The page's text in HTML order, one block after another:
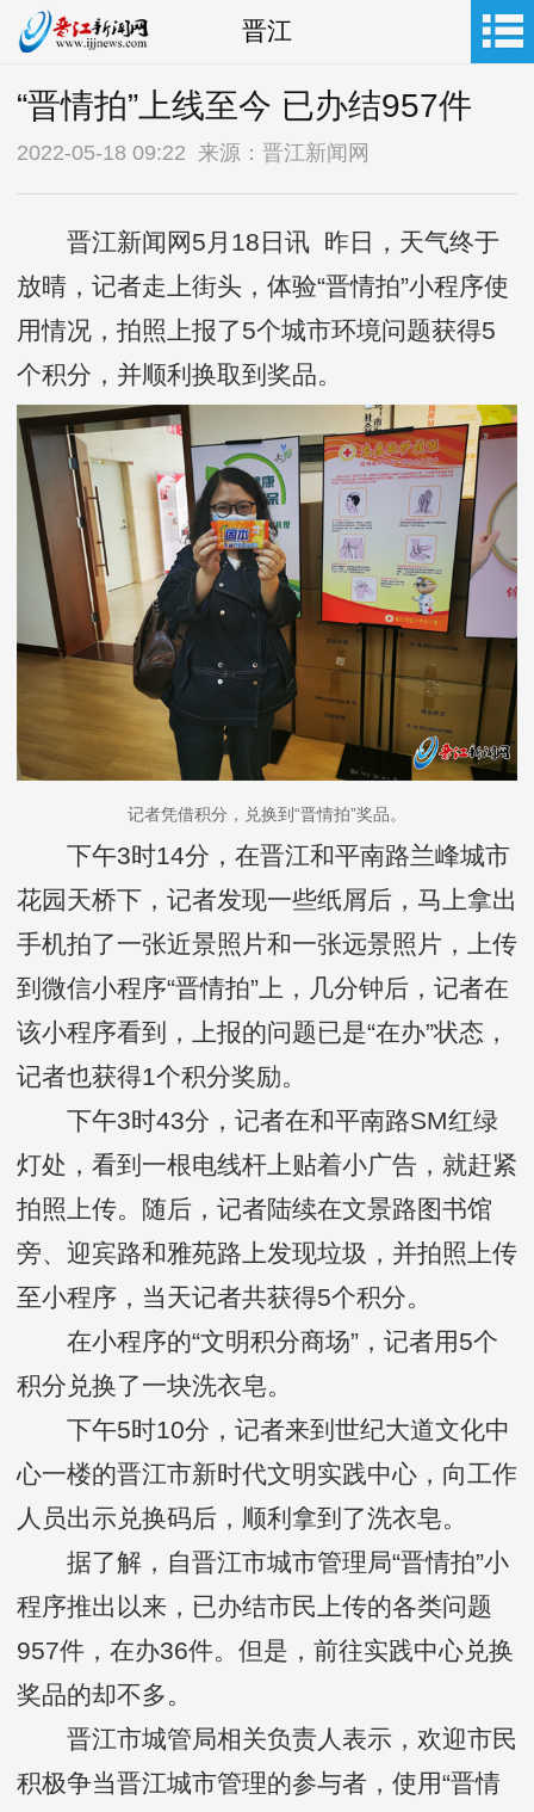
晋江
“晋情拍”上线至今 已办结957件
2022-05-18 09:22 来源：晋江新闻网
晋江新闻网5月18日讯 昨日，天气终于
放晴，记者走上街头，体验“晋情拍”小程序使
用情况，拍照上报了5个城市环境问题获得5
个积分，并顺利换取到奖品。
记者凭借积分，兑换到“晋情拍”奖品。
下午3时14分，在晋江和平南路兰峰城市
花园天桥下，记者发现一些纸屑后，马上拿出
手机拍了一张近景照片和一张远景照片，上传
到微信小程序“晋情拍”上，几分钟后，记者在
该小程序看到，上报的问题已是“在办”状态，
记者也获得1个积分奖励。
下午3时43分，记者在和平南路SM红绿
灯处，看到一根电线杆上贴着小广告，就赶紧
拍照上传。随后，记者陆续在文景路图书馆
旁、迎宾路和雅苑路上发现垃圾，并拍照上传
至小程序，当天记者共获得5个积分。
在小程序的“文明积分商场”，记者用5个
积分兑换了一块洗衣皂。
下午5时10分，记者来到世纪大道文化中
心一楼的晋江市新时代文明实践中心，向工作
人员出示兑换码后，顺利拿到了洗衣皂。
据了解，自晋江市城市管理局“晋情拍”小
程序推出以来，已办结市民上传的各类问题
957件，在办36件。但是，前往实践中心兑换
奖品的却不多。
晋江市城管局相关负责人表示，欢迎市民
积极争当晋江城市管理的参与者，使用“晋情